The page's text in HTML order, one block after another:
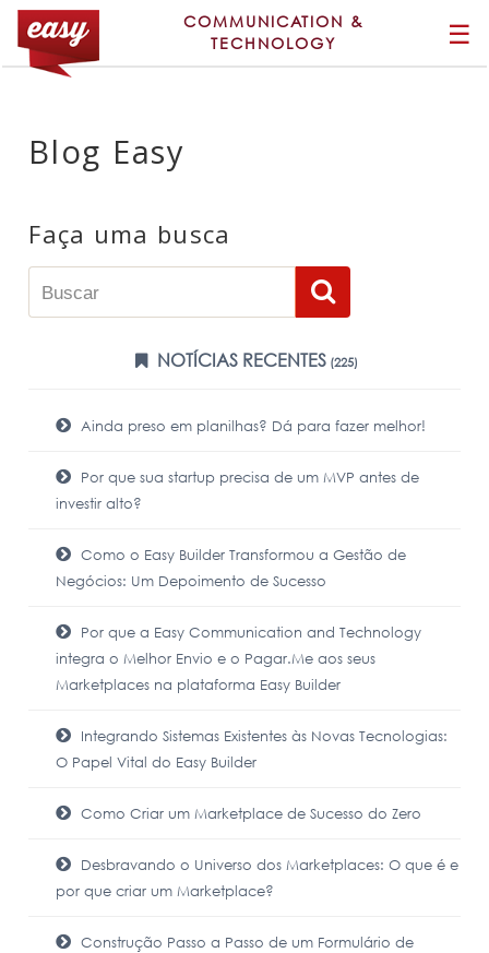
COMMUNICATION &
TECHNOLOGY
☰
Blog Easy
Faça uma busca
NOTÍCIAS RECENTES(225)
Ainda preso em planilhas? Dá para fazer melhor!
Por que sua startup precisa de um MVP antes de
investir alto?
Como o Easy Builder Transformou a Gestão de
Negócios: Um Depoimento de Sucesso
Por que a Easy Communication and Technology
integra o Melhor Envio e o Pagar.Me aos seus
Marketplaces na plataforma Easy Builder
Integrando Sistemas Existentes às Novas Tecnologias:
O Papel Vital do Easy Builder
Como Criar um Marketplace de Sucesso do Zero
Desbravando o Universo dos Marketplaces: O que é e
por que criar um Marketplace?
Construção Passo a Passo de um Formulário de